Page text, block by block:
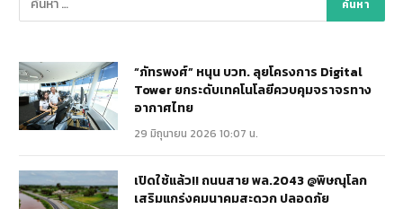
“ภัทรพงศ์” หนุน บวท. ลุยโครงการ Digital
Tower ยกระดับเทคโนโลยีควบคุมจราจรทาง
อากาศไทย
29 มิถุนายน 2026 10:07 น.
เปิดใช้แล้ว!! ถนนสาย พล.2043 @พิษณุโลก
เสริมแกร่งคมนาคมสะดวก ปลอดภัย